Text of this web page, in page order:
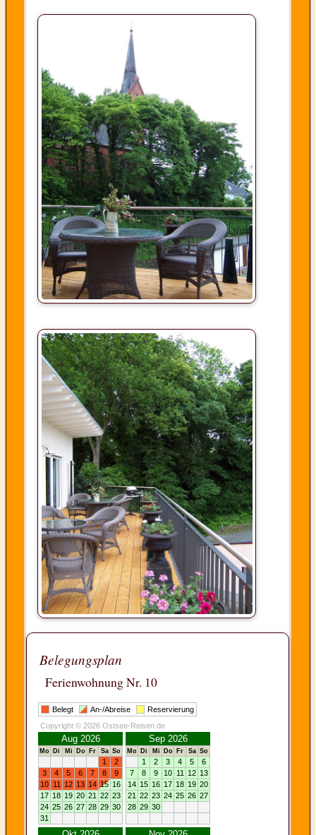
Belegungsplan
Ferienwohnung Nr. 10